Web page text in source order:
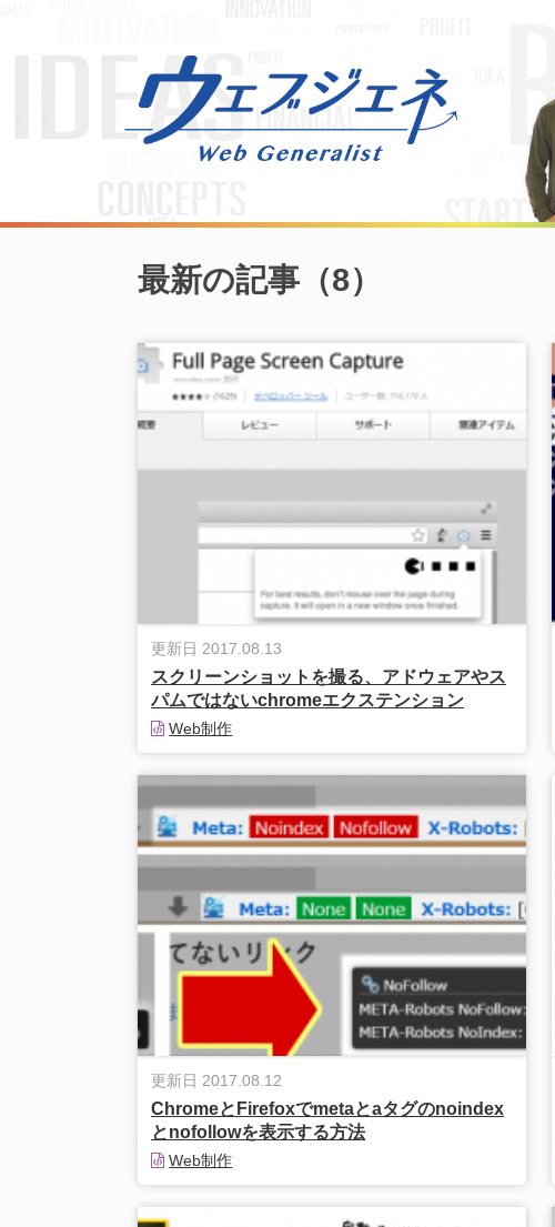
最新の記事（8）
更新日 2017.08.13
スクリーンショットを撮る、アドウェアやス
パムではないchromeエクステンション
Web制作
更新日 2017.08.12
ChromeとFirefoxでmetaとaタグのnoindex
とnofollowを表示する方法
Web制作